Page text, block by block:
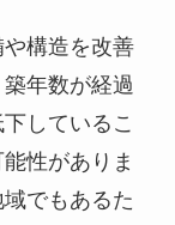
構造を改善
年数が経過
しているこ
性がありま
でもあるた